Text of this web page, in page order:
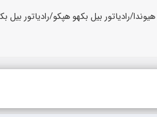
رادیاتور بیل بکهو هپکو/رادیاتور بیل